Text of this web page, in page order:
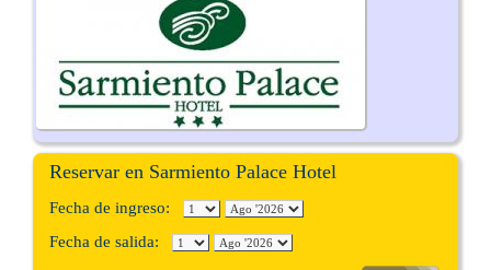
Reservar en Sarmiento Palace Hotel
Fecha de ingreso:
Fecha de salida: